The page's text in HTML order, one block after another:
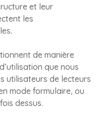
et leur
les
de manière
que nous
utilisateurs de lecteurs
mode formulaire, ou
dessus.